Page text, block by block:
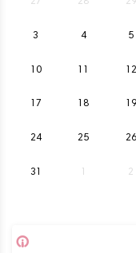
3 4 5
10 12
17 18 19
24 25 26
31 2